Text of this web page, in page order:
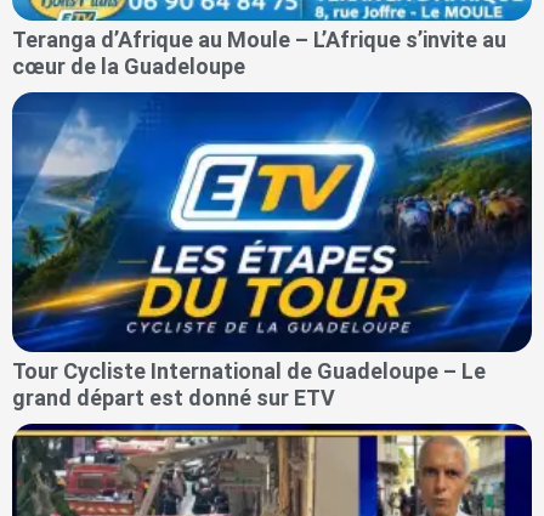
Teranga d’Afrique au Moule – L’Afrique s’invite au
cœur de la Guadeloupe
Tour Cycliste International de Guadeloupe – Le
grand départ est donné sur ETV